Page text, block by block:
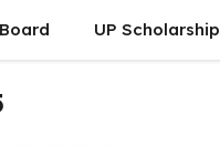
UP Scholarship